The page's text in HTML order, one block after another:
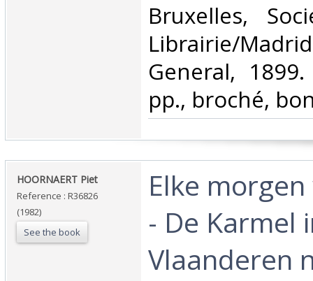
‎Bruxelles,
Librairie/
General,
pp., broché,
‎HOORNAERT Piet‎
Reference : R36826
(1982)
See the book
‎Elke
- De Karmel
Vlaanderen